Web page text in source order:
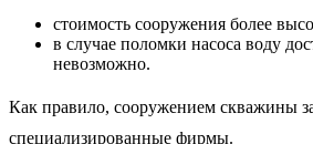
стоимость сооружения более
в случае поломки насоса воду
невозможно.
Как правило, сооружением скважины
специализированные фирмы.